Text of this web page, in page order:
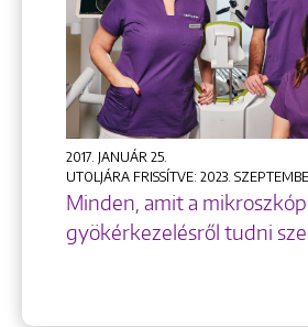
+36 1 222 7250
+36 1
1148 Budapest, Örs
2017. JANUÁR 25.
UTOLJÁRA FRISSÍTVE: 2023.
Minden, amit a
gyökérkezelésről tudni